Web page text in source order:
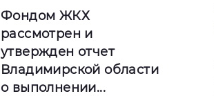
Фондом ЖКХ
рассмотрен и
утвержден отчет
Владимирской области
о выполнении...